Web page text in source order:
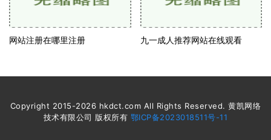
网站注册在哪里注册 九一成人推荐网站在线观看
Copyright 2015-2026 hkdct.com All Rights Reserved. 黄凯网络
技术有限公司 版权所有 鄂ICP备2023018511号-11